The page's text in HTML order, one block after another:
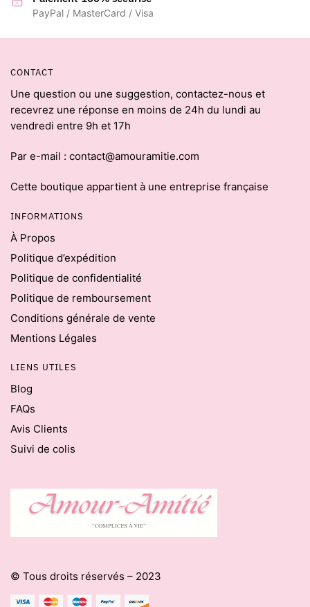
PayPal / MasterCard / Visa
CONTACT
Une question ou une suggestion, contactez-nous et
recevrez une réponse en moins de 24h du lundi au
vendredi entre 9h et 17h
Par e-mail : contact@amouramitie.com
Cette boutique appartient à une entreprise française
INFORMATIONS
À Propos
Politique d’expédition
Politique de confidentialité
Politique de remboursement
Conditions générale de vente
Mentions Légales
LIENS UTILES
Blog
FAQs
Avis Clients
Suivi de colis
© Tous droits réservés – 2023